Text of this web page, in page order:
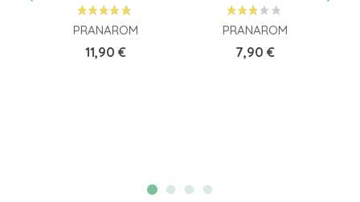
PRANAROM
Prix
11,90 €
PRANAROM
Prix
7,90 €